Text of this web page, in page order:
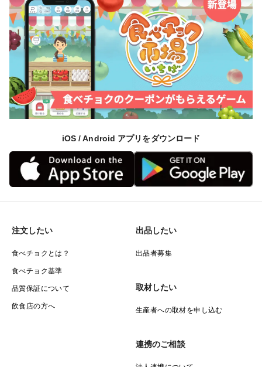
iOS / Android アプリをダウンロード
注文したい
食べチョクとは？
食べチョク基準
品質保証について
飲食店の方へ
出品したい
出品者募集
取材したい
生産者への取材を申し込む
連携のご相談